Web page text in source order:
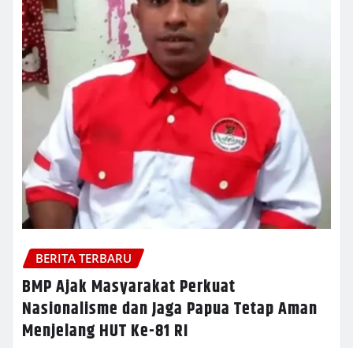
BERITA TERBARU
BMP Ajak Masyarakat Perkuat
Nasionalisme dan Jaga Papua Tetap Aman
Menjelang HUT Ke-81 RI